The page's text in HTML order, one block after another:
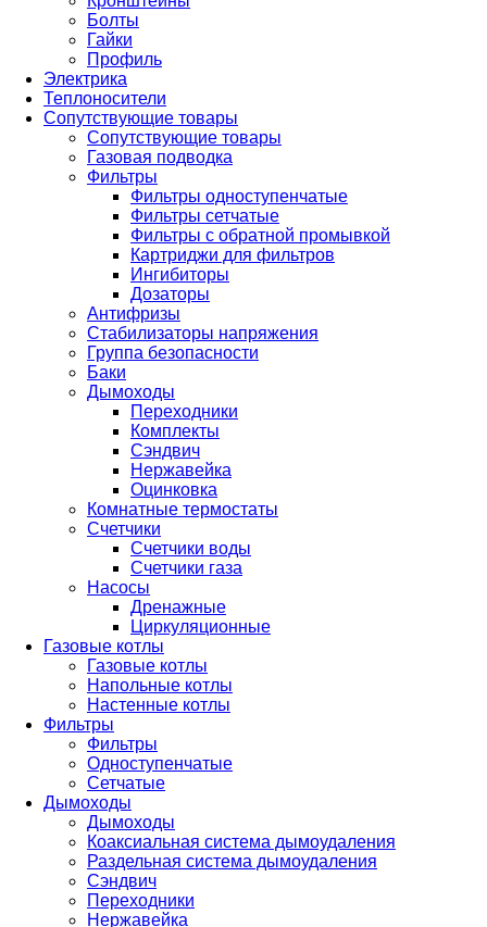
Болты
Гайки
Профиль
Электрика
Теплоносители
Сопутствующие товары
Сопутствующие товары
Газовая подводка
Фильтры
Фильтры одноступенчатые
Фильтры сетчатые
Фильтры с обратной промывкой
Картриджи для фильтров
Ингибиторы
Дозаторы
Антифризы
Стабилизаторы напряжения
Группа безопасности
Баки
Дымоходы
Переходники
Комплекты
Сэндвич
Нержавейка
Оцинковка
Комнатные термостаты
Счетчики
Счетчики воды
Счетчики газа
Насосы
Дренажные
Циркуляционные
Газовые котлы
Газовые котлы
Напольные котлы
Настенные котлы
Фильтры
Фильтры
Одноступенчатые
Сетчатые
Дымоходы
Дымоходы
Коаксиальная система дымоудаления
Раздельная система дымоудаления
Сэндвич
Переходники
Нержавейка